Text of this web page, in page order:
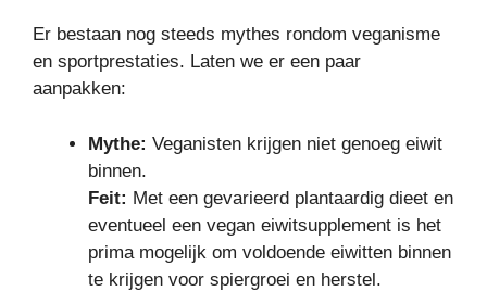
Er bestaan nog steeds mythes rondom veganisme
en sportprestaties. Laten we er een paar
aanpakken:
Mythe: Veganisten krijgen niet genoeg eiwit
binnen.
Feit: Met een gevarieerd plantaardig dieet en
eventueel een vegan eiwitsupplement is het
prima mogelijk om voldoende eiwitten binnen
te krijgen voor spiergroei en herstel.